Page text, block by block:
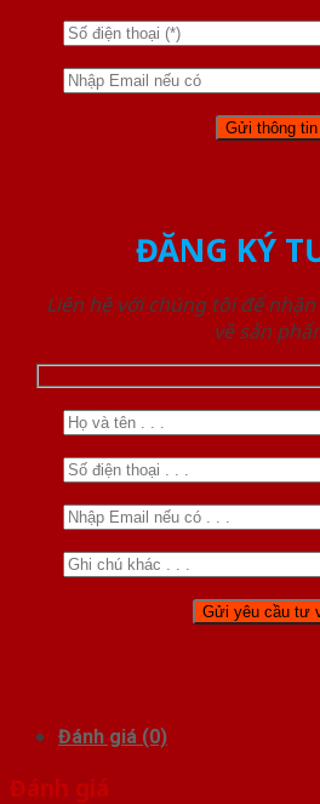
ĐĂNG KÝ
Liên hệ với chúng tôi để
về sản
Đánh giá (0)
Đánh giá